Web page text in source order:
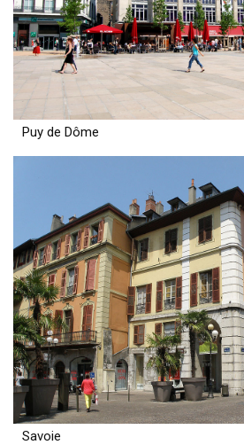
Puy de Dôme
Savoie